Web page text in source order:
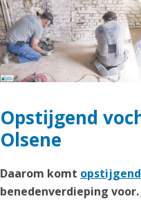
Opstijgend
Olsene
Daarom komt
benedenverdieping